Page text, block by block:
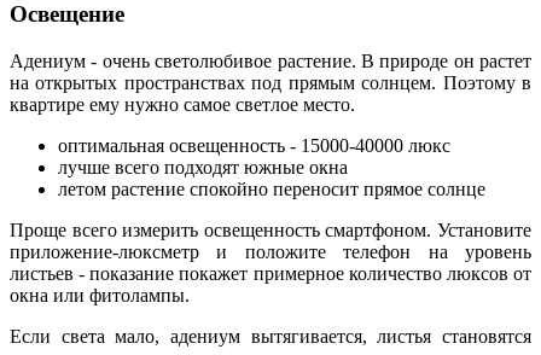
Освещение
Адениум - очень светолюбивое растение. В природе он растет
на открытых пространствах под прямым солнцем. Поэтому в
квартире ему нужно самое светлое место.
оптимальная освещенность - 15000-40000 люкс
лучше всего подходят южные окна
летом растение спокойно переносит прямое солнце
Проще всего измерить освещенность смартфоном. Установите
приложение-люксметр и положите телефон на уровень
листьев - показание покажет примерное количество люксов от
окна или фитолампы.
Если света мало, адениум вытягивается, листья становятся